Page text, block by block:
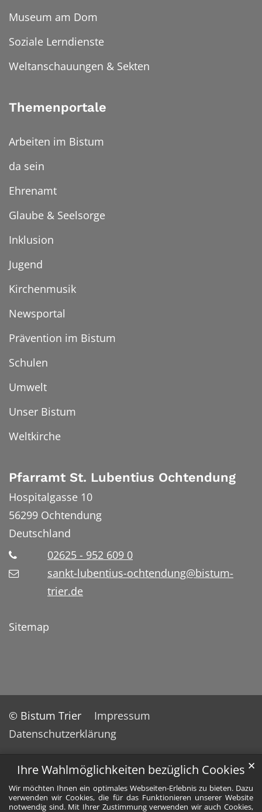
Ihre Wahlmöglichkeiten bezüglich Cookies
Wir möchten Ihnen ein optimales Webseiten-Erlebnis zu bieten. Dazu
verwenden wir Cookies, die für das Funktionieren unserer Website
notwendig sind. Mit Ihrer Zustimmung verwenden wir auch Cookies,
✕
Museum am Dom
Soziale Lerndienste
Weltanschauungen & Sekten
Themenportale
Arbeiten im Bistum
da sein
Ehrenamt
Glaube & Seelsorge
Inklusion
Jugend
Kirchenmusik
Newsportal
Prävention im Bistum
Schulen
Umwelt
Unser Bistum
Weltkirche
Pfarramt St. Lubentius Ochtendung
Hospitalgasse 10
56299 Ochtendung
Deutschland
02625 - 952 609 0
sankt-lubentius-ochtendung@bistum-
trier.de
Sitemap
© Bistum Trier
Impressum
Datenschutzerklärung